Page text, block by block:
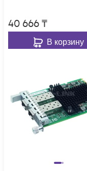
40 666₸
В корзину